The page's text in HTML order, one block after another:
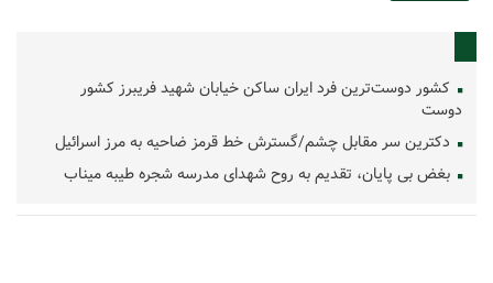
کشور دوست‌ترین فرد ایران ساکن خیابان شهید فریبرز کشور
دوست
دکترین سر مقابل چشم/گسترش خط قرمز ضاحیه به مرز اسرائیل
بغض بی پایان، تقدیم به روح شهدای مدرسه شجره طیبه میناب